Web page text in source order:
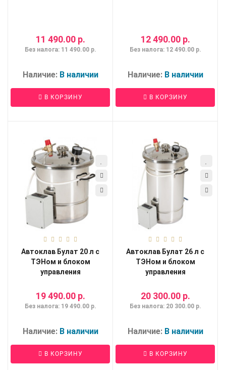
11 490.00 р.
Без налога: 11 490.00 р.
Наличие: В наличии
В КОРЗИНУ
12 490.00 р.
Без налога: 12 490.00 р.
Наличие: В наличии
В КОРЗИНУ
Автоклав Булат 20 л с
ТЭНом и блоком
управления
19 490.00 р.
Без налога: 19 490.00 р.
Наличие: В наличии
В КОРЗИНУ
Автоклав Булат 26 л с
ТЭНом и блоком
управления
20 300.00 р.
Без налога: 20 300.00 р.
Наличие: В наличии
В КОРЗИНУ